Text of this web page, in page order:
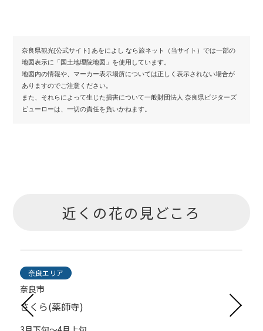
奈良県観光[公式サイト] あをによし なら旅ネット（当サイト）では一部の
地図表示に「国土地理院地図」を使用しています。
地図内の情報や、マーカー表示場所については正しく表示されない場合が
ありますのでご注意ください。
また、それらによって生じた損害について一般財団法人 奈良県ビジターズ
ビューローは、一切の責任を負いかねます。
近くの花の見どころ
奈良エリア
奈良市
さくら(薬師寺)